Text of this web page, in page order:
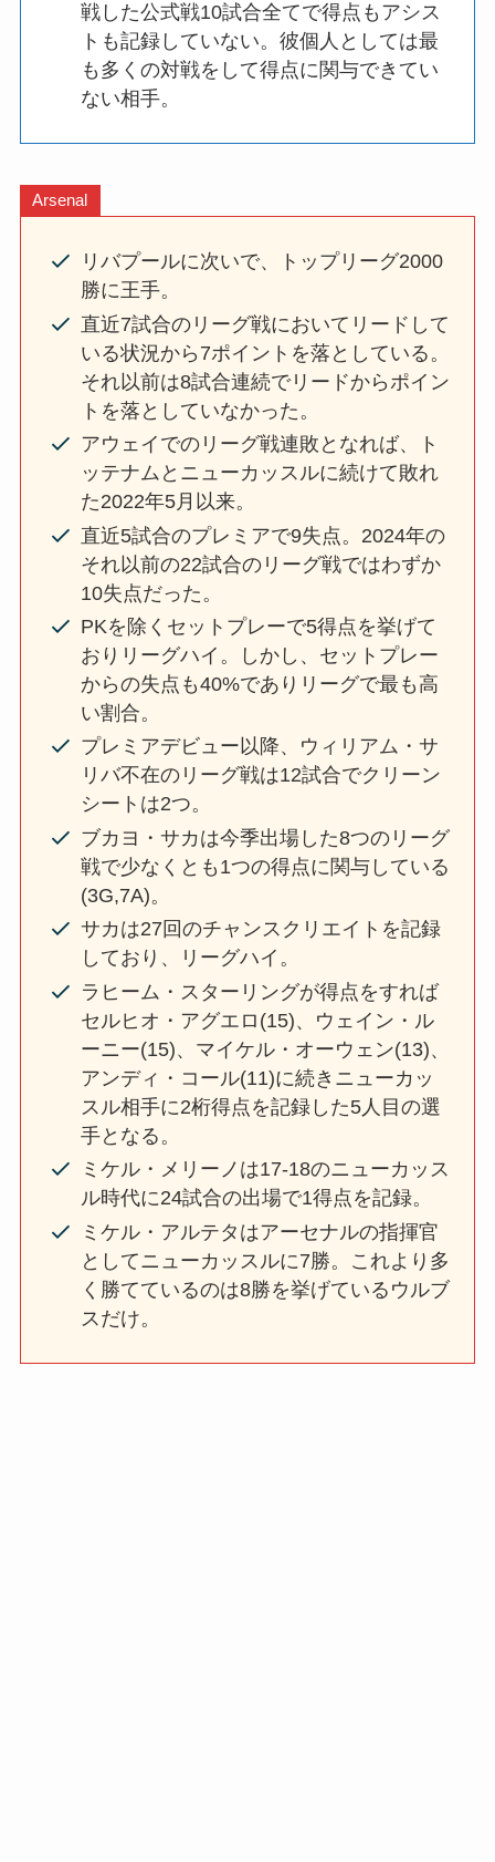
戦した公式戦10試合全てで得点もアシス
トも記録していない。彼個人としては最
も多くの対戦をして得点に関与できてい
ない相手。
Arsenal
リバプールに次いで、トップリーグ2000
勝に王手。
直近7試合のリーグ戦においてリードして
いる状況から7ポイントを落としている。
それ以前は8試合連続でリードからポイン
トを落としていなかった。
アウェイでのリーグ戦連敗となれば、ト
ッテナムとニューカッスルに続けて敗れ
た2022年5月以来。
直近5試合のプレミアで9失点。2024年の
それ以前の22試合のリーグ戦ではわずか
10失点だった。
PKを除くセットプレーで5得点を挙げて
おりリーグハイ。しかし、セットプレー
からの失点も40%でありリーグで最も高
い割合。
プレミアデビュー以降、ウィリアム・サ
リバ不在のリーグ戦は12試合でクリーン
シートは2つ。
ブカヨ・サカは今季出場した8つのリーグ
戦で少なくとも1つの得点に関与している
(3G,7A)。
サカは27回のチャンスクリエイトを記録
しており、リーグハイ。
ラヒーム・スターリングが得点をすれば
セルヒオ・アグエロ(15)、ウェイン・ル
ーニー(15)、マイケル・オーウェン(13)、
アンディ・コール(11)に続きニューカッ
スル相手に2桁得点を記録した5人目の選
手となる。
ミケル・メリーノは17-18のニューカッス
ル時代に24試合の出場で1得点を記録。
ミケル・アルテタはアーセナルの指揮官
としてニューカッスルに7勝。これより多
く勝てているのは8勝を挙げているウルブ
スだけ。